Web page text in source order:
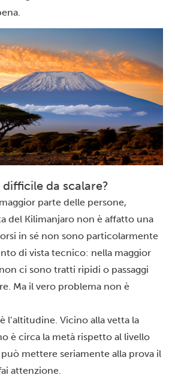
da scalare?
parte delle persone,
del Kilimanjaro non è affatto una
in sé non sono particolarmente
di vista tecnico: nella maggior
ci sono tratti ripidi o passaggi
Ma il vero problema non è
l’altitudine. Vicino alla vetta la
è circa la metà rispetto al livello
mettere seriamente alla prova il
attenzione.